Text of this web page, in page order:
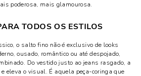
poderosa, mais glamourosa.
TODOS OS ESTILOS
o salto fino não é exclusivo de looks
ousado, romântico ou até despojado,
Do vestido justo ao jeans rasgado, a
eleva o visual. É aquela peça-coringa que